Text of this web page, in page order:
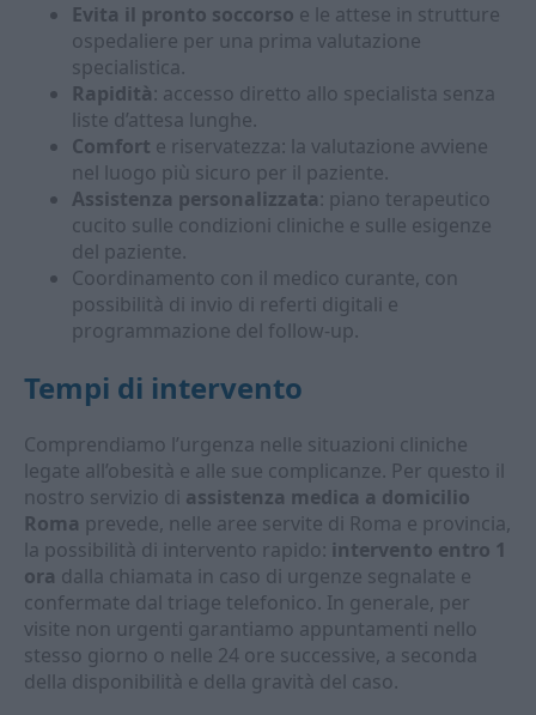
Evita il pronto soccorso e le attese in strutture
ospedaliere per una prima valutazione
specialistica.
Rapidità: accesso diretto allo specialista senza
liste d’attesa lunghe.
Comfort e riservatezza: la valutazione avviene
nel luogo più sicuro per il paziente.
Assistenza personalizzata: piano terapeutico
cucito sulle condizioni cliniche e sulle esigenze
del paziente.
Coordinamento con il medico curante, con
possibilità di invio di referti digitali e
programmazione del follow-up.
Tempi di intervento
Comprendiamo l’urgenza nelle situazioni cliniche
legate all’obesità e alle sue complicanze. Per questo il
nostro servizio di assistenza medica a domicilio
Roma prevede, nelle aree servite di Roma e provincia,
la possibilità di intervento rapido: intervento entro 1
ora dalla chiamata in caso di urgenze segnalate e
confermate dal triage telefonico. In generale, per
visite non urgenti garantiamo appuntamenti nello
stesso giorno o nelle 24 ore successive, a seconda
della disponibilità e della gravità del caso.